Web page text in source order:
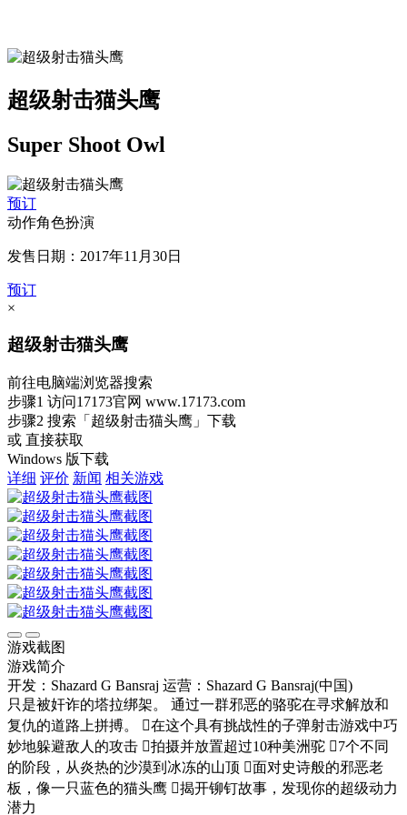
超级射击猫头鹰
Super Shoot Owl
预订
动作角色扮演
发售日期：2017年11月30日
预订
×
超级射击猫头鹰
前往电脑端浏览器搜索
步骤1 访问17173官网 www.17173.com
步骤2 搜索 「超级射击猫头鹰」 下载
或 直接获取
Windows 版下载
详细 评价 新闻 相关游戏
游戏截图
游戏简介
开发：Shazard G Bansraj 运营：Shazard G Bansraj(中国)
只是被奸诈的塔拉绑架。 通过一群邪恶的骆驼在寻求解放和
复仇的道路上拼搏。 在这个具有挑战性的子弹射击游戏中巧
妙地躲避敌人的攻击 拍摄并放置超过10种美洲驼 7个不同
的阶段，从炎热的沙漠到冰冻的山顶 面对史诗般的邪恶老
板，像一只蓝色的猫头鹰 揭开铆钉故事，发现你的超级动力
潜力